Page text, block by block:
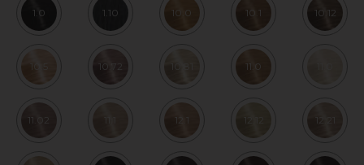
1.0 1.10 10.0 10.1 10.12
10.5 10.72 11.0
11.02 12.1 12.12 12.21